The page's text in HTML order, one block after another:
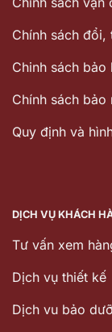
Chính sách đổi,
Chinh sách bảo
Chính sách
Quy định và
DỊCH VỤ KHÁCH
Tư vấn xem
Dịch vụ thiết kế
Dịch vu bảo